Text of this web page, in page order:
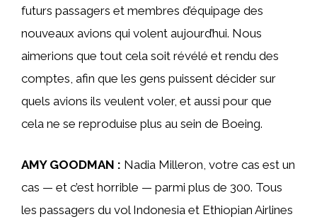
futurs passagers et membres d’équipage des
nouveaux avions qui volent aujourd’hui. Nous
aimerions que tout cela soit révélé et rendu des
comptes, afin que les gens puissent décider sur
quels avions ils veulent voler, et aussi pour que
cela ne se reproduise plus au sein de Boeing.
AMY GOODMAN : Nadia Milleron, votre cas est un
cas — et c’est horrible — parmi plus de 300. Tous
les passagers du vol Indonesia et Ethiopian Airlines